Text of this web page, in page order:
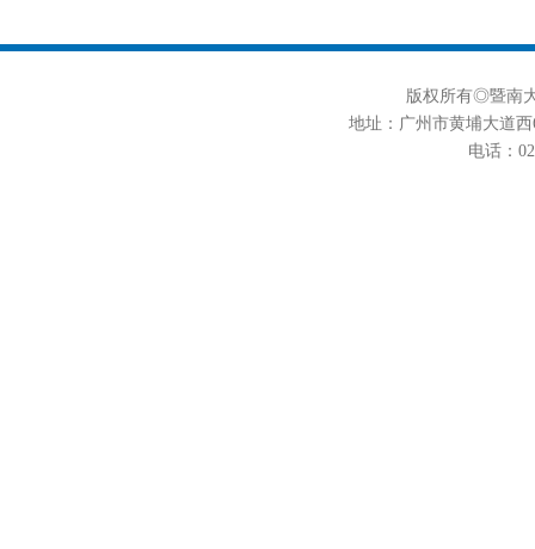
版权所有◎暨南
地址：广州市黄埔大道
电话：